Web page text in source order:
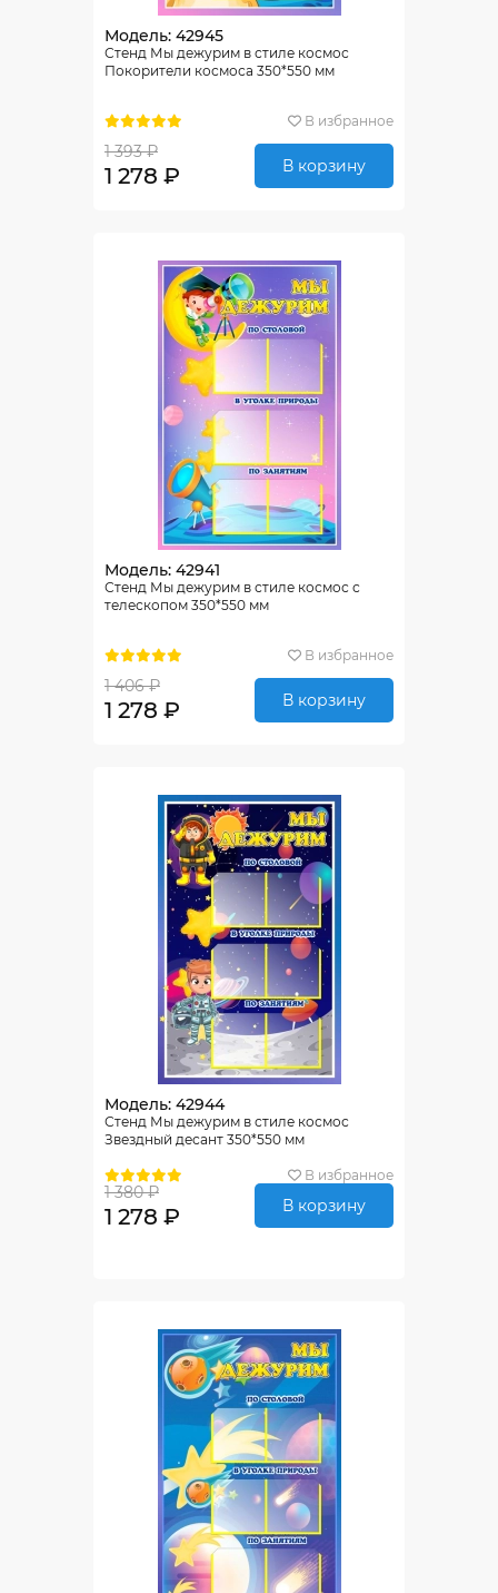
Модель: 42945
Стенд Мы дежурим в стиле космос
Покорители космоса 350*550 мм
В избранное
1 393 ₽
1 278 ₽ В корзину
Модель: 42941
Стенд Мы дежурим в стиле космос с
телескопом 350*550 мм
В избранное
1 406 ₽
1 278 ₽ В корзину
Модель: 42944
Стенд Мы дежурим в стиле космос
Звездный десант 350*550 мм
В избранное
1 380 ₽
1 278 ₽ В корзину